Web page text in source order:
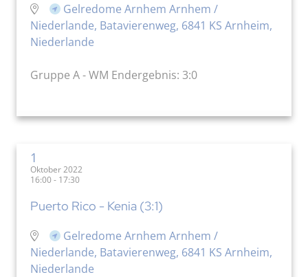
Gelredome Arnhem Arnhem /
Niederlande, Batavierenweg, 6841 KS Arnheim,
Niederlande
Gruppe A - WM Endergebnis: 3:0
1
Oktober 2022
16:00 - 17:30
Puerto Rico - Kenia (3:1)
Gelredome Arnhem Arnhem /
Niederlande, Batavierenweg, 6841 KS Arnheim,
Niederlande